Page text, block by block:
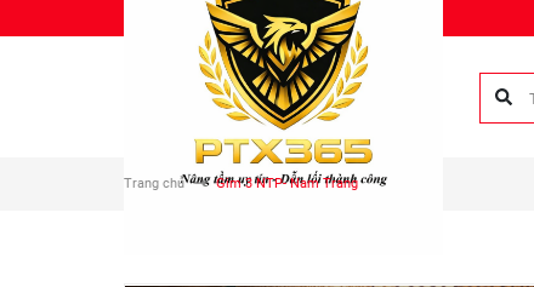
Chào mừng bạn đến với Phụ tùng Duy Anh!
Trang chủ Gim 3 NTP- Nam Trang